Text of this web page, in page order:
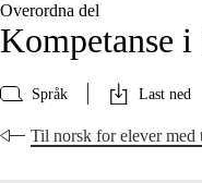
Overordna del
Kompetanse i
Språk Last ned
Til norsk for elever med